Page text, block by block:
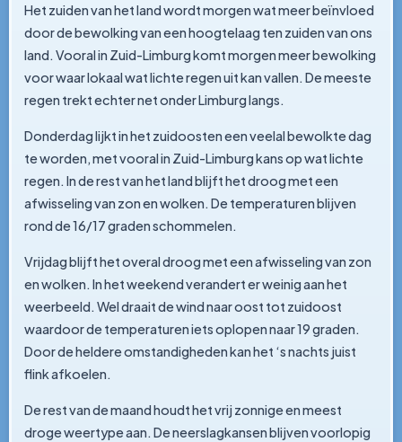
Het zuiden van het land wordt morgen wat meer beïnvloed
door de bewolking van een hoogtelaag ten zuiden van ons
land. Vooral in Zuid-Limburg komt morgen meer bewolking
voor waar lokaal wat lichte regen uit kan vallen. De meeste
regen trekt echter net onder Limburg langs.
Donderdag lijkt in het zuidoosten een veelal bewolkte dag
te worden, met vooral in Zuid-Limburg kans op wat lichte
regen. In de rest van het land blijft het droog met een
afwisseling van zon en wolken. De temperaturen blijven
rond de 16/17 graden schommelen.
Vrijdag blijft het overal droog met een afwisseling van zon
en wolken. In het weekend verandert er weinig aan het
weerbeeld. Wel draait de wind naar oost tot zuidoost
waardoor de temperaturen iets oplopen naar 19 graden.
Door de heldere omstandigheden kan het ‘s nachts juist
flink afkoelen.
De rest van de maand houdt het vrij zonnige en meest
droge weertype aan. De neerslagkansen blijven voorlopig